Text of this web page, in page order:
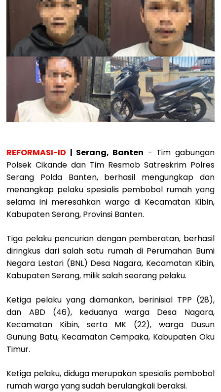
REFORMASI-ID | Serang, Banten - Tim gabungan
Polsek Cikande dan Tim Resmob Satreskrim Polres
Serang Polda Banten, berhasil mengungkap dan
menangkap pelaku spesialis pembobol rumah yang
selama ini meresahkan warga di Kecamatan Kibin,
Kabupaten Serang, Provinsi Banten.
Tiga pelaku pencurian dengan pemberatan, berhasil
diringkus dari salah satu rumah di Perumahan Bumi
Negara Lestari (BNL) Desa Nagara, Kecamatan Kibin,
Kabupaten Serang, milik salah seorang pelaku.
Ketiga pelaku yang diamankan, berinisial TPP (28),
dan ABD (46), keduanya warga Desa Nagara,
Kecamatan Kibin, serta MK (22), warga Dusun
Gunung Batu, Kecamatan Cempaka, Kabupaten Oku
Timur.
Ketiga pelaku, diduga merupakan spesialis pembobol
rumah warga yang sudah berulangkali beraksi.